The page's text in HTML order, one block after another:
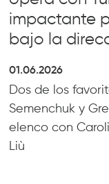
impactante
bajo la
01.06.2026
Dos de los
Semenchuk y
elenco con
Liù